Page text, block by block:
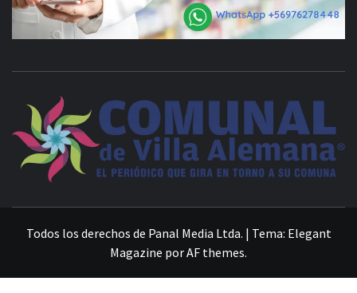
Todos los derechos de Panal Media Ltda. | Tema: Elegant
Magazine porAF themes.